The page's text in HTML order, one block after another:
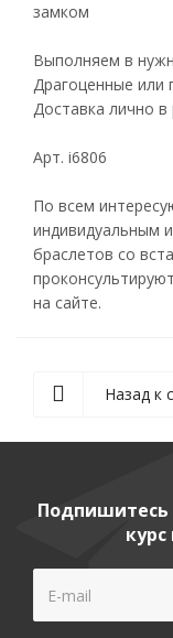
замком
Выполняем в
Драгоценные или
Доставка лично в
Арт. i6806
По всем
индивидуальным
браслетов со
на сайте.
Назад к
Подпишитесь